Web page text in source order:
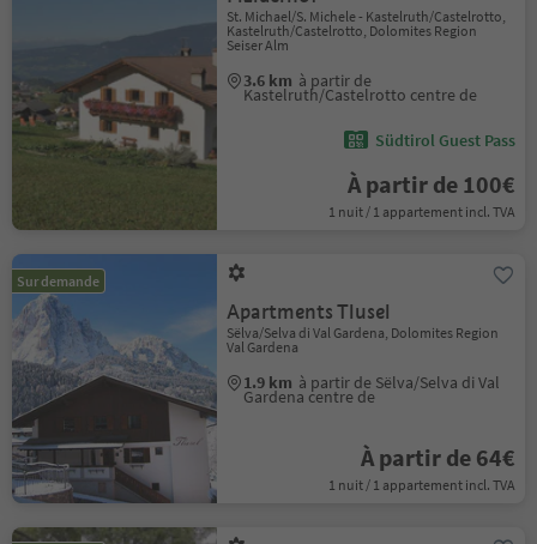
St. Michael/S. Michele - Kastelruth/Castelrotto,
Kastelruth/Castelrotto, Dolomites Region
Seiser Alm
3.6 km à partir de
Kastelruth/Castelrotto centre de
Südtirol Guest Pass
À partir de 100€
1 nuit / 1 appartement incl. TVA
Sur demande
Apartments Tlusel
Sëlva/Selva di Val Gardena, Dolomites Region
Val Gardena
1.9 km à partir de Sëlva/Selva di Val
Gardena centre de
À partir de 64€
1 nuit / 1 appartement incl. TVA